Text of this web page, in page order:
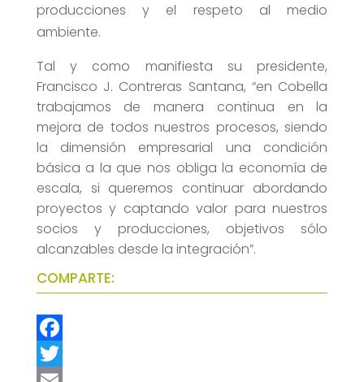
producciones y el respeto al medio
ambiente.
Tal y como manifiesta su presidente,
Francisco J. Contreras Santana, “en Cobella
trabajamos de manera continua en la
mejora de todos nuestros procesos, siendo
la dimensión empresarial una condición
básica a la que nos obliga la economía de
escala, si queremos continuar abordando
proyectos y captando valor para nuestros
socios y producciones, objetivos sólo
alcanzables desde la integración”.
COMPARTE:
F